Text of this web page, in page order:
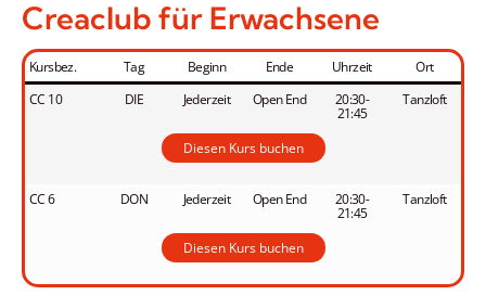
Creaclub für Erwachsene
Kursbez. Tag Beginn Ende Uhrzeit
Ort
CC 10
DIE Jederzeit Open End 20:30-
21:45
Tanzloft
Diesen Kurs buchen
CC 6 DON Jederzeit Open End 20:30-
21:45
Tanzloft
Diesen Kurs buchen